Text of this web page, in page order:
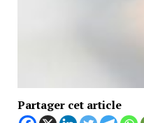
Partager cet article